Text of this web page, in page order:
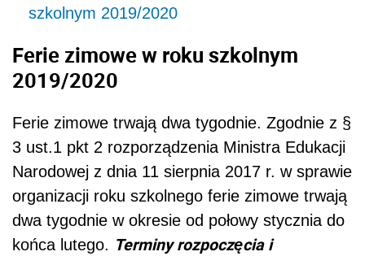
szkolnym 2019/2020
Ferie zimowe w roku szkolnym
2019/2020
Ferie zimowe trwają dwa tygodnie. Zgodnie z §
3 ust.1 pkt 2 rozporządzenia Ministra Edukacji
Narodowej z dnia 11 sierpnia 2017 r. w sprawie
organizacji roku szkolnego ferie zimowe trwają
dwa tygodnie w okresie od połowy stycznia do
końca lutego. Terminy rozpoczęcia i